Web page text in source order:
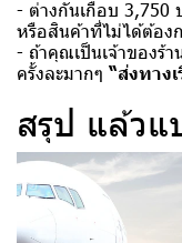
- ต่างกันเกือบ 3,750
หรือสินค้าที่ไม่ได้ต้อง
- ถ้าคุณเป็นเจ้าของร้
ครั้งละมากๆ “ส่งทางเ
สรุป แล้วแ